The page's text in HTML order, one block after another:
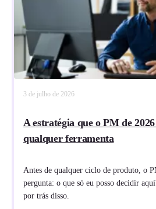
3 de julho de 2026
A estratégia que o PM de
qualquer ferramenta
Antes de qualquer ciclo de produto, o
pergunta: o que só eu posso decidir
por trás disso.